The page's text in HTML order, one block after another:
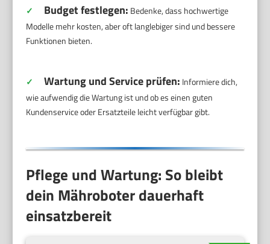
✓ Budget festlegen: Bedenke, dass hochwertige
Modelle mehr kosten, aber oft langlebiger sind und bessere
Funktionen bieten.
✓ Wartung und Service prüfen: Informiere dich,
wie aufwendig die Wartung ist und ob es einen guten
Kundenservice oder Ersatzteile leicht verfügbar gibt.
Pflege und Wartung: So bleibt
dein Mähroboter dauerhaft
einsatzbereit